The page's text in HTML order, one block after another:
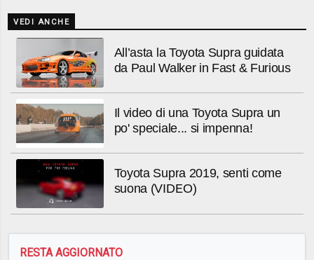
VEDI ANCHE
All’asta la Toyota Supra guidata
da Paul Walker in Fast & Furious
Il video di una Toyota Supra un
po' speciale... si impenna!
Toyota Supra 2019, senti come
suona (VIDEO)
RESTA AGGIORNATO